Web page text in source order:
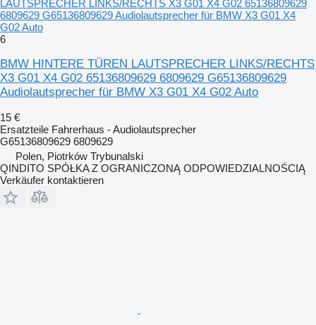
LAUTSPRECHER LINKS/RECHTS X3 G01 X4 G02 65136809629
6809629 G65136809629 Audiolautsprecher für BMW X3 G01 X4
G02 Auto
6
BMW HINTERE TÜREN LAUTSPRECHER LINKS/RECHTS
X3 G01 X4 G02 65136809629 6809629 G65136809629
Audiolautsprecher für BMW X3 G01 X4 G02 Auto
15 €
Ersatzteile Fahrerhaus - Audiolautsprecher
G65136809629 6809629
Polen, Piotrków Trybunalski
QINDITO SPÓŁKA Z OGRANICZONĄ ODPOWIEDZIALNOŚCIĄ
Verkäufer kontaktieren